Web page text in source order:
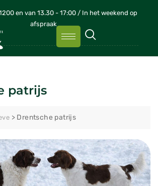
en van 13.30 - 17:00 / In het weekend op
afspraak
patrijs
> Drentsche patrijs